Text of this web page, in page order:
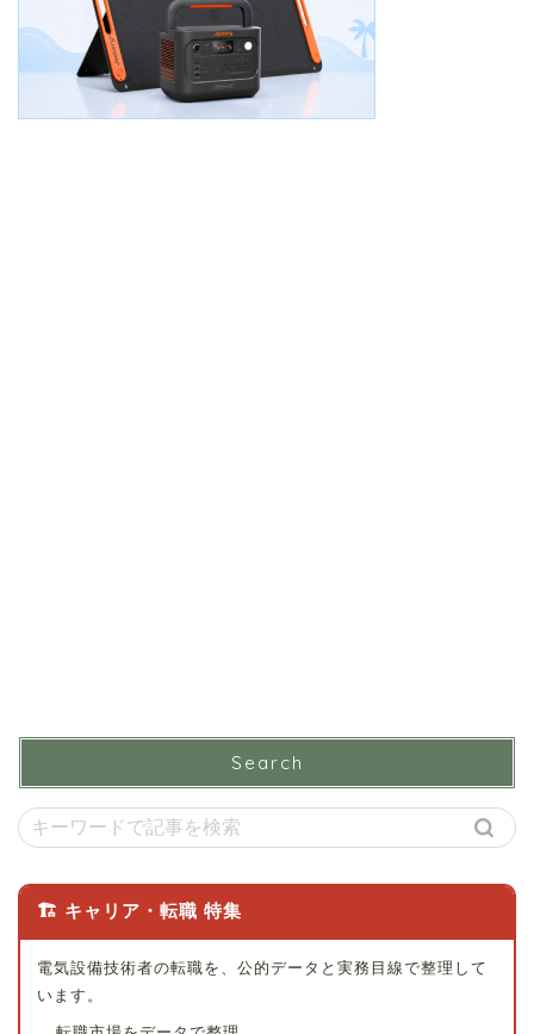
Search
🏗 キャリア・転職 特集
電気設備技術者の転職を、公的データと実務目線で整理して
います。